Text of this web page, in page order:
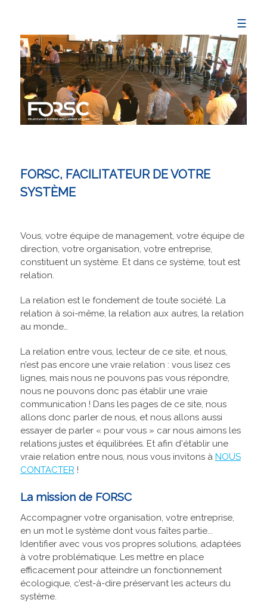
☰
FORSC, FACILITATEUR DE VOTRE
SYSTÈME
Vous, votre équipe de management, votre équipe de
direction, votre organisation, votre entreprise,
constituent un système. Et dans ce système, tout est
relation.
La relation est le fondement de toute société. La
relation à soi-même, la relation aux autres, la relation
au monde…
La relation entre vous, lecteur de ce site, et nous,
n’est pas encore une vraie relation : vous lisez ces
lignes, mais nous ne pouvons pas vous répondre,
nous ne pouvons donc pas établir une vraie
communication ! Dans les pages de ce site, nous
allons donc parler de nous, et nous allons aussi
essayer de parler « pour vous » car nous aimons les
relations justes et équilibrées. Et afin d'établir une
vraie relation entre nous, nous vous invitons à NOUS
CONTACTER !
La mission de FORSC
Accompagner votre organisation, votre entreprise,
en un mot le système dont vous faîtes partie...
Identifier avec vous vos propres solutions, adaptées
à votre problématique. Les mettre en place
efficacement pour atteindre un fonctionnement
écologique, c’est-à-dire préservant les acteurs du
système.